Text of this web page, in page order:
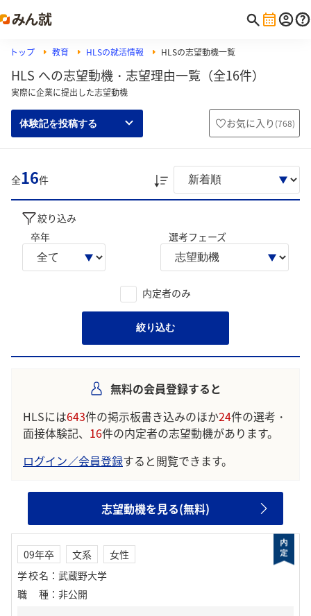
トップ 教育 HLSの就活情報 HLSの志望動機一覧
HLS への志望動機・志望理由一覧（全16件）
実際に企業に提出した志望動機
体験記を投稿する お気に入り (768)
全16件
絞り込み
卒年
選考フェーズ
内定者のみ
絞り込む
無料の会員登録すると
HLSには643件の掲示板書き込みのほか24件の選考・
面接体験記、 16件の内定者の志望動機があります。
ログイン／会員登録すると閲覧できます。
志望動機を見る(無料)
09年卒 文系
女性
学校名 ： 武蔵野大学
職種 ： 非公開